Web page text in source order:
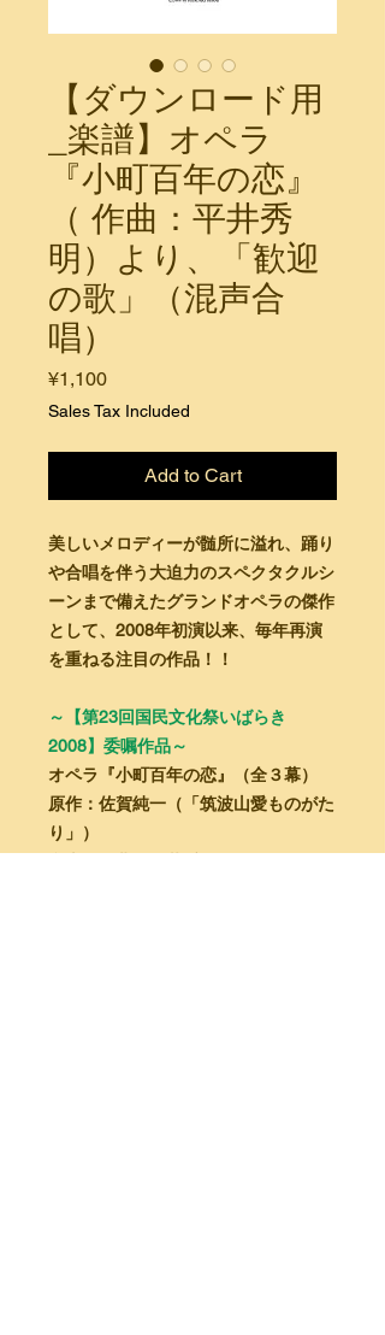
【ダウンロード用
_楽譜】オペラ
『小町百年の恋』
（ 作曲：平井秀
明）より、「歓迎
の歌」（混声合
唱）
¥1,100Price
Sales Tax Included
Add to Cart
美しいメロディーが髄所に溢れ、踊り
や合唱を伴う大迫力のスペクタクルシ
ーンまで備えたグランドオペラの傑作
として、2008年初演以来、毎年再演
を重ねる注目の作品！！
～【第23回国民文化祭いばらき
2008】委嘱作品～
オペラ『小町百年の恋』（全３幕）
原作：佐賀純一（「筑波山愛ものがた
り」）